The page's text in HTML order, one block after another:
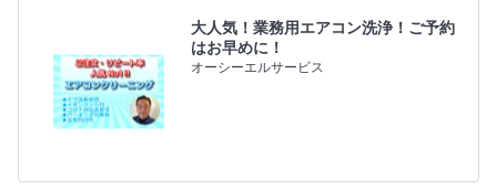
大人気！業務用エアコン洗浄！ご予約
はお早めに！
オーシーエルサービス